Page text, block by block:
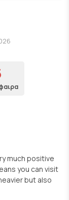
much positive
you can visit
but also